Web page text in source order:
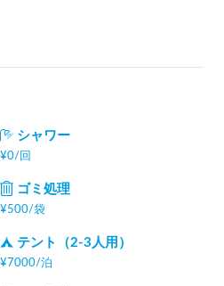
シャワー
¥0/ 回
ゴミ処理
¥500/袋
テント（2-3人用）
¥7000/泊